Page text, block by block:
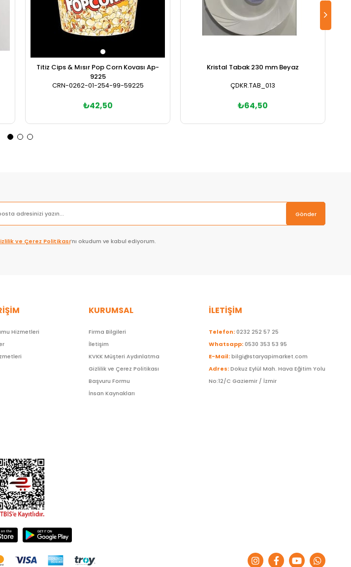
Titiz Cips & Mısır Pop Corn Kovası Ap-
9225
CRN-0262-01-254-99-59225
₺42,50
Kristal Tabak 230 mm Beyaz
ÇDKR.TAB_013
₺64,50
Gönder
ve Çerez Politikası’nı okudum ve kabul ediyorum.
Hizmetleri
KURUMSAL
Firma Bilgileri
İletişim
KVKK Müşteri Aydınlatma
Gizlilik ve Çerez Politikası
Başvuru Formu
İnsan Kaynakları
İLETİŞİM
Telefon:0232 252 57 25
Whatsapp:0530 353 53 95
E-Mail:bilgi@staryapimarket.com
Adres:Dokuz Eylül Mah. Hava Eğitim Yolu
No:12/C Gaziemir / İzmir